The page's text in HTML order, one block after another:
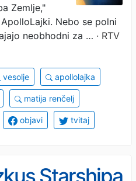
Zemlje,"
Nebo se polni
neobhodni za … · RTV
vesolje apollolajka
matija renčelj
objavi tvitaj
Starshipa